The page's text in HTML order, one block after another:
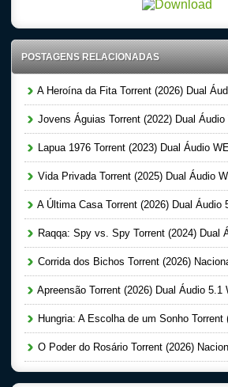
POSTAGENS RELACIONADAS
A Heroína da Fita Torrent (2026) Dual
Jovens Águias Torrent (2022) Dual
Lapua 1976 Torrent (2023) Dual Áudio
Vida Privada Torrent (2025) Dual Áudio
A Última Casa Torrent (2026) Dual Áudio
Raqqa: Spy vs. Spy Torrent (2024) Dual
Corrida dos Bichos Torrent (2026)
Apreensão Torrent (2026) Dual Áudio 5.1
Hungria: A Escolha de um Sonho Torrent (2026)
O Poder do Rosário Torrent (2026)